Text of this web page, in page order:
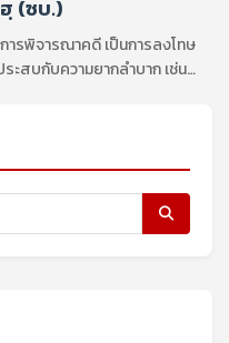
(ซบ.)
รพิจารณาคดี เป็นการลงโทษ
ะสบกับความยากลำบาก เช่น